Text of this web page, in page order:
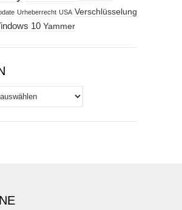
Urheberrecht USA Verschlüsselung
10 Yammer